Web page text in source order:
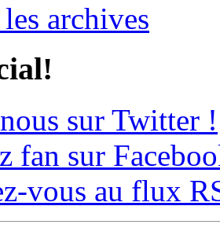
archives
sur Twitter !
fan sur
vous au flux